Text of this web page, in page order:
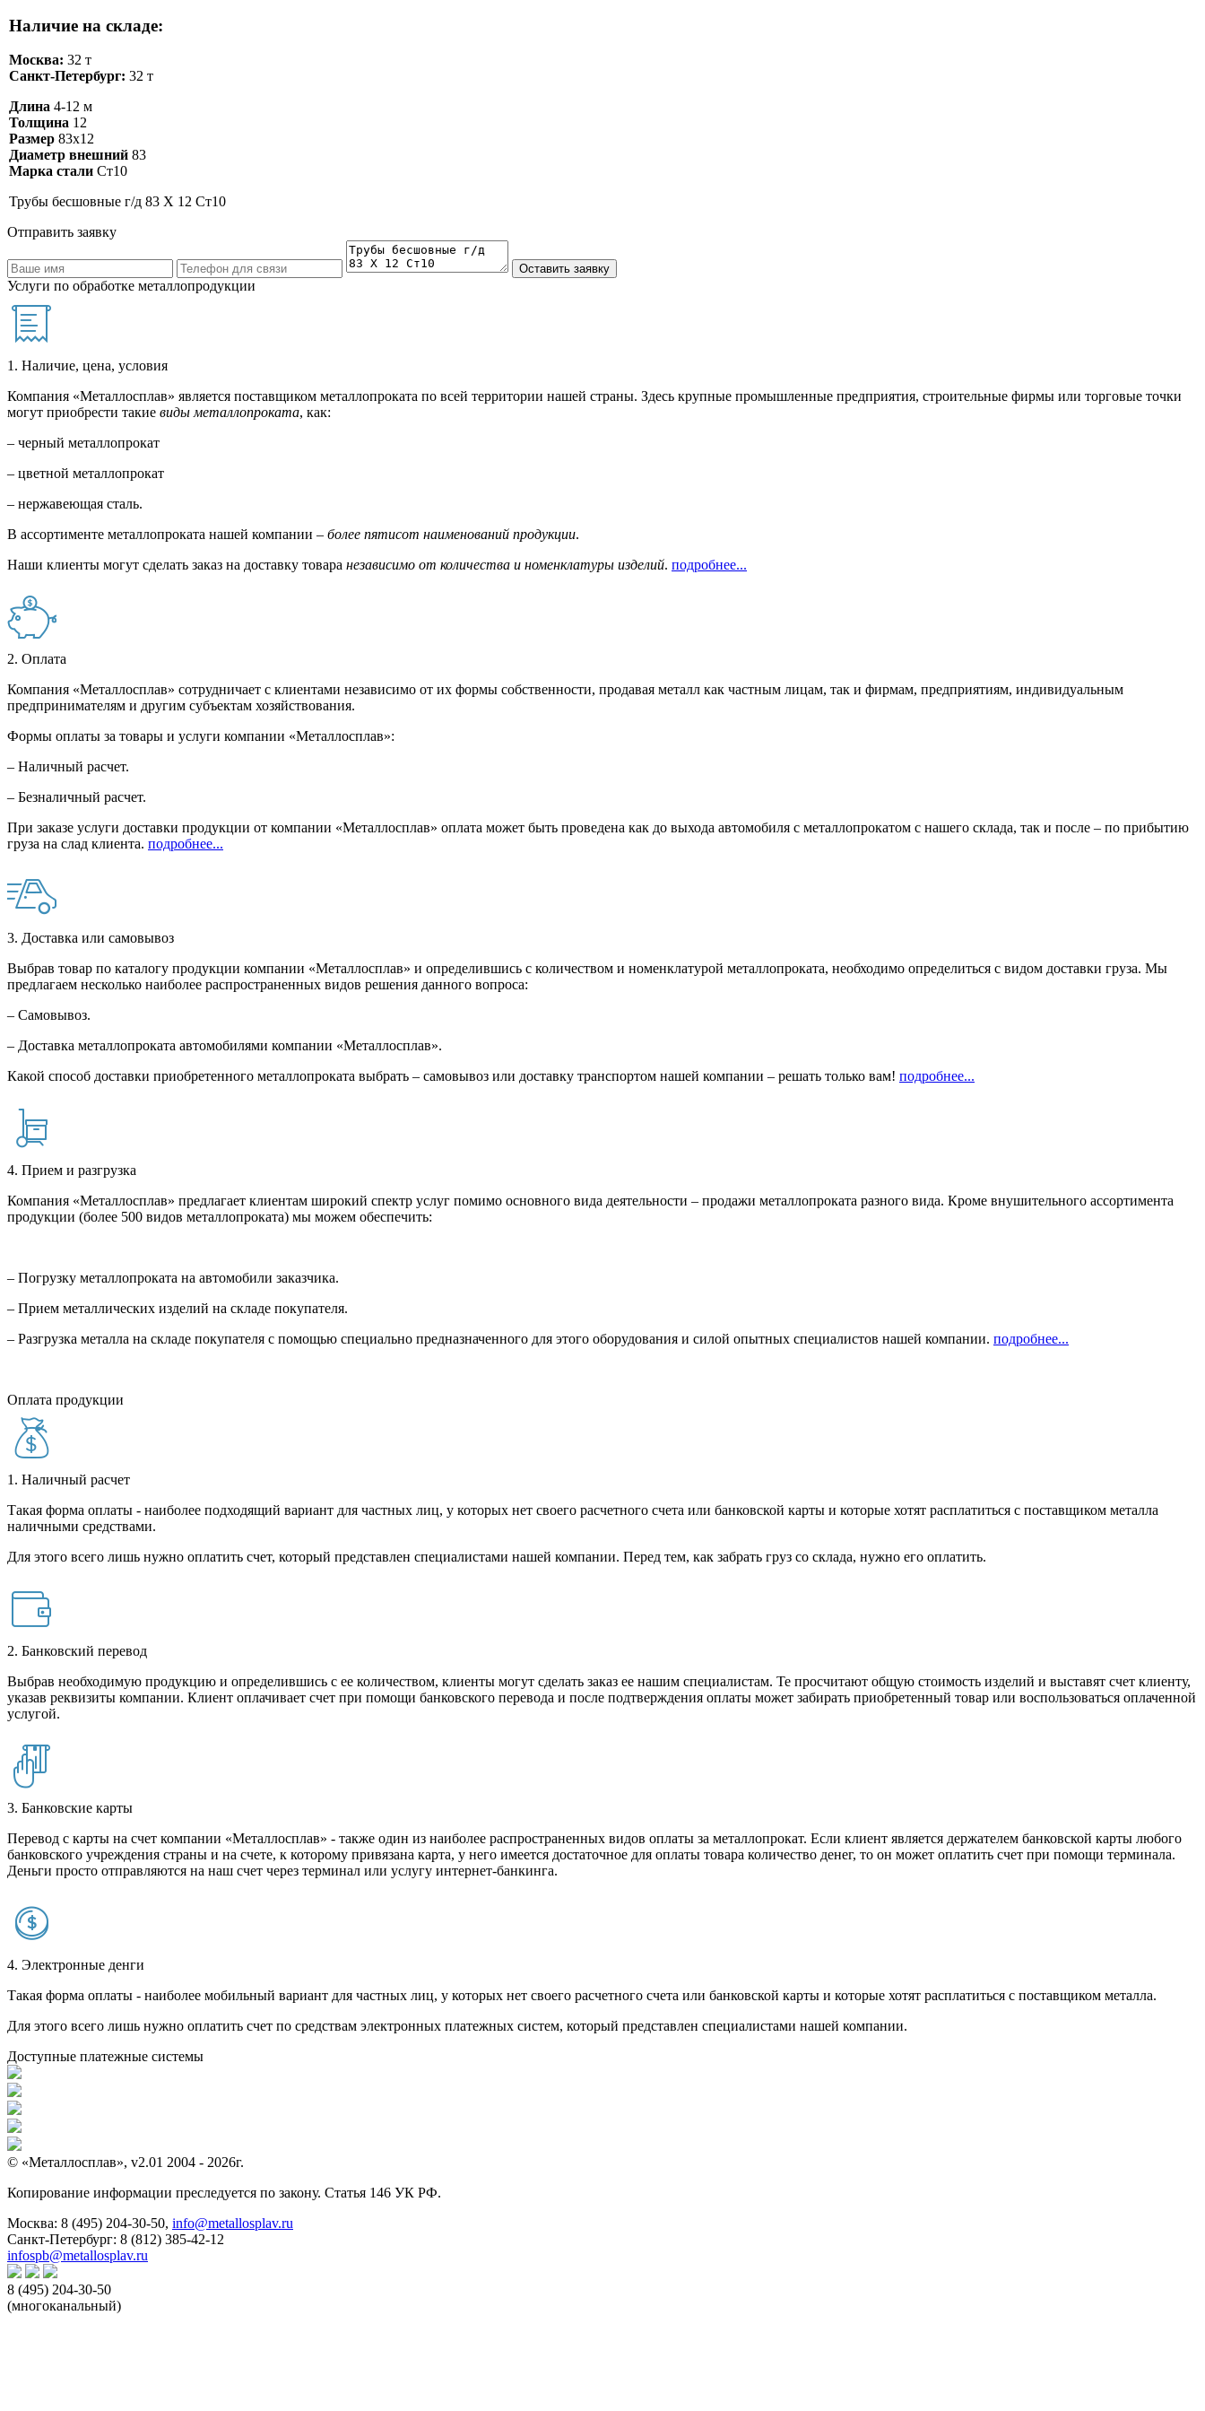
Наличие на складе:
Москва: 32 т
Санкт-Петербург: 32 т
Длина 4-12 м
Толщина 12
Размер 83х12
Диаметр внешний 83
Марка стали Ст10
Трубы бесшовные г/д 83 Х 12 Ст10
Отправить заявку
Услуги по обработке металлопродукции
1. Наличие, цена, условия
Компания «Металлосплав» является поставщиком металлопроката по всей территории нашей страны. Здесь крупные промышленные предприятия, строительные фирмы или торговые точки
могут приобрести такие виды металлопроката, как:
– черный металлопрокат
– цветной металлопрокат
– нержавеющая сталь.
В ассортименте металлопроката нашей компании – более пятисот наименований продукции.
Наши клиенты могут сделать заказ на доставку товара независимо от количества и номенклатуры изделий. подробнее...
2. Оплата
Компания «Металлосплав» сотрудничает с клиентами независимо от их формы собственности, продавая металл как частным лицам, так и фирмам, предприятиям, индивидуальным
предпринимателям и другим субъектам хозяйствования.
Формы оплаты за товары и услуги компании «Металлосплав»:
– Наличный расчет.
– Безналичный расчет.
При заказе услуги доставки продукции от компании «Металлосплав» оплата может быть проведена как до выхода автомобиля с металлопрокатом с нашего склада, так и после – по прибытию
груза на слад клиента. подробнее...
3. Доставка или самовывоз
Выбрав товар по каталогу продукции компании «Металлосплав» и определившись с количеством и номенклатурой металлопроката, необходимо определиться с видом доставки груза. Мы
предлагаем несколько наиболее распространенных видов решения данного вопроса:
– Самовывоз.
– Доставка металлопроката автомобилями компании «Металлосплав».
Какой способ доставки приобретенного металлопроката выбрать – самовывоз или доставку транспортом нашей компании – решать только вам! подробнее...
4. Прием и разгрузка
Компания «Металлосплав» предлагает клиентам широкий спектр услуг помимо основного вида деятельности – продажи металлопроката разного вида. Кроме внушительного ассортимента
продукции (более 500 видов металлопроката) мы можем обеспечить:
– Погрузку металлопроката на автомобили заказчика.
– Прием металлических изделий на складе покупателя.
– Разгрузка металла на складе покупателя с помощью специально предназначенного для этого оборудования и силой опытных специалистов нашей компании. подробнее...
Оплата продукции
1. Наличный расчет
Такая форма оплаты - наиболее подходящий вариант для частных лиц, у которых нет своего расчетного счета или банковской карты и которые хотят расплатиться с поставщиком металла
наличными средствами.
Для этого всего лишь нужно оплатить счет, который представлен специалистами нашей компании. Перед тем, как забрать груз со склада, нужно его оплатить.
2. Банковский перевод
Выбрав необходимую продукцию и определившись с ее количеством, клиенты могут сделать заказ ее нашим специалистам. Те просчитают общую стоимость изделий и выставят счет клиенту,
указав реквизиты компании. Клиент оплачивает счет при помощи банковского перевода и после подтверждения оплаты может забирать приобретенный товар или воспользоваться оплаченной
услугой.
3. Банковские карты
Перевод с карты на счет компании «Металлосплав» - также один из наиболее распространенных видов оплаты за металлопрокат. Если клиент является держателем банковской карты любого
банковского учреждения страны и на счете, к которому привязана карта, у него имеется достаточное для оплаты товара количество денег, то он может оплатить счет при помощи терминала.
Деньги просто отправляются на наш счет через терминал или услугу интернет-банкинга.
4. Электронные денги
Такая форма оплаты - наиболее мобильный вариант для частных лиц, у которых нет своего расчетного счета или банковской карты и которые хотят расплатиться с поставщиком металла.
Для этого всего лишь нужно оплатить счет по средствам электронных платежных систем, который представлен специалистами нашей компании.
Доступные платежные системы
© «Металлосплав», v2.01 2004 - 2026г.
Копирование информации преследуется по закону. Статья 146 УК РФ.
Москва: 8 (495) 204-30-50, info@metallosplav.ru
Санкт-Петербург: 8 (812) 385-42-12
infospb@metallosplav.ru
8 (495) 204-30-50
(многоканальный)